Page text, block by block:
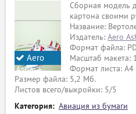
Aero
Ashai
Сборная модель
картона своими
Название:
Издатель: Aero
Формат файла:
Масштаб макета:
Формат листа: А4
Размер файла: 5,2 Мб.
Листов всего/выкройки: 5/5
Категория: Авиация из бумаги